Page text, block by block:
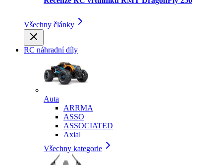
Všechny články
RC náhradní díly
Auta
ARRMA
ASSO
ASSOCIATED
Axial
Všechny kategorie